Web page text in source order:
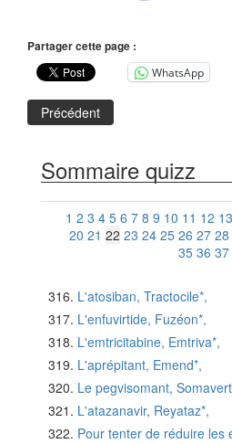
Partager cette page :
WhatsApp
Précédent
Sommaire quizz
1 2 3 4 5 6 7 8 9 10 11 12 13
20 21 22 23 24 25 26 27 28
35 36 37
L'atosiban, Tractocile*,
L'enfuvirtide, Fuzéon*,
L'emtricitabine, Emtriva*,
L'aprépitant, Emend*,
Le pegvisomant,
L'atazanavir, Reyataz*,
Pour tenter de réduire les